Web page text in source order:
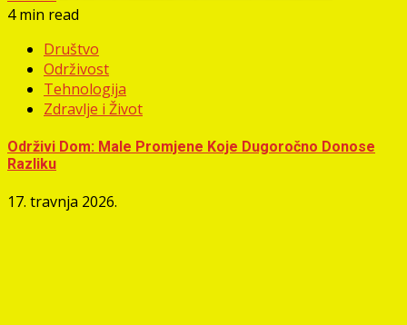
4 min read
Društvo
Održivost
Tehnologija
Zdravlje i Život
Održivi Dom: Male Promjene Koje Dugoročno Donose
Razliku
17. travnja 2026.